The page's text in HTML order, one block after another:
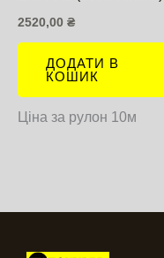
2520,00 ₴
ДОДАТИ В
КОШИК
Ціна за рулон 10м